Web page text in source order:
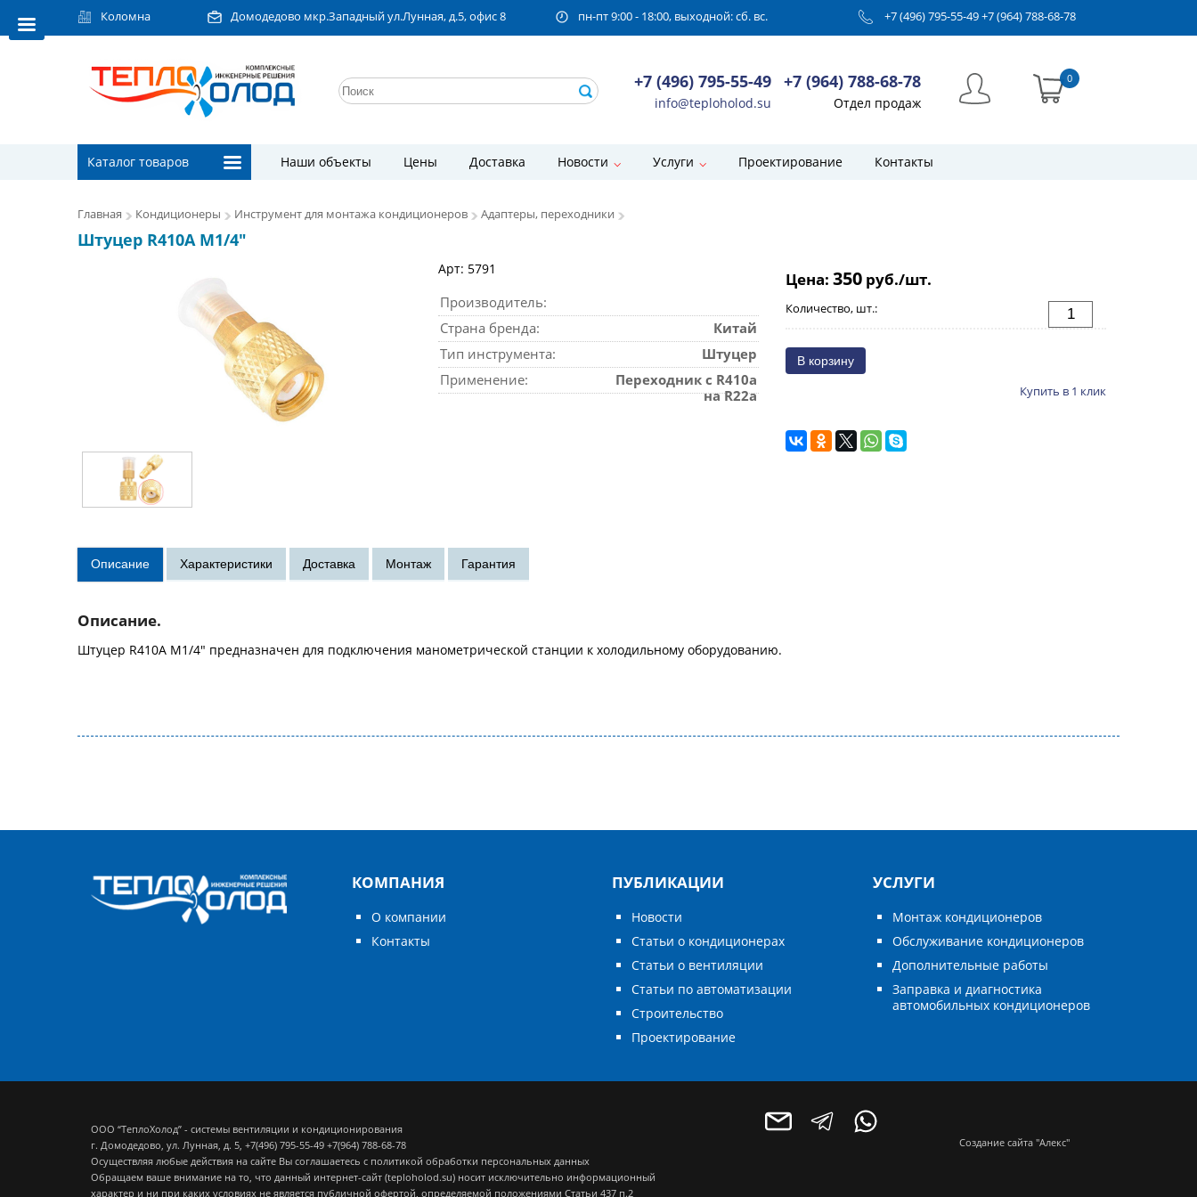
Коломна Домодедово мкр.Западный ул.Лунная, д.5, офис 8 пн-пт 9:00 - 18:00, выходной: сб. вс. +7 (496) 795-55-49+7 (964) 788-68-78
+7 (496) 795-55-49
info@teploholod.su
+7 (964) 788-68-78
Отдел продаж
0
Каталог товаров Наши объекты Цены Доставка Новости Услуги Проектирование Контакты
Главная Кондиционеры Инструмент для монтажа кондиционеров Адаптеры, переходники
Штуцер R410A M1/4"
Арт: 5791
Производитель:
Страна бренда:
Китай
Тип инструмента:
Штуцер
Применение:
Переходник с R410a
на R22a
Цена: 350 руб./шт.
Количество, шт.:
Купить в 1 клик
Описание.
Штуцер R410A M1/4" предназначен для подключения манометрической станции к холодильному оборудованию.
КОМПАНИЯ
О компании
Контакты
ПУБЛИКАЦИИ
Новости
Статьи о кондиционерах
Статьи о вентиляции
Статьи по автоматизации
Строительство
Проектирование
УСЛУГИ
Монтаж кондиционеров
Обслуживание кондиционеров
Дополнительные работы
Заправка и диагностика
автомобильных кондиционеров
ООО “ТеплоХолод” - системы вентиляции и кондиционирования
г. Домодедово, ул. Лунная, д. 5, +7(496) 795-55-49 +7(964) 788-68-78
Осуществляя любые действия на сайте Вы соглашаетесь с политикой обработки персональных данных
Обращаем ваше внимание на то, что данный интернет-сайт (teploholod.su) носит исключительно информационный
характер и ни при каких условиях не является публичной офертой, определяемой положениями Статьи 437 п.2
Создание сайта "Алекс"